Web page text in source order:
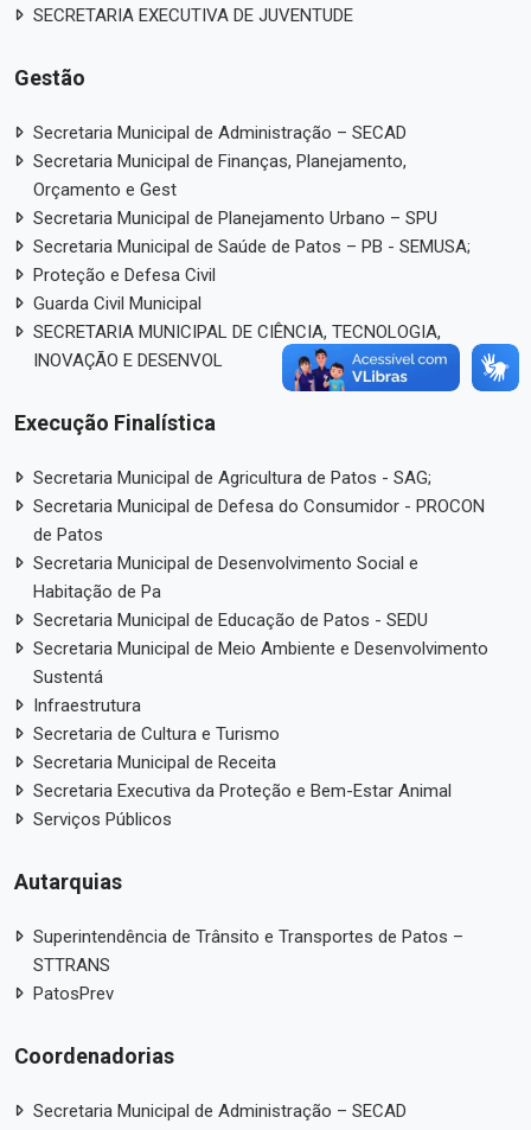
SECRETARIA EXECUTIVA DE JUVENTUDE
Gestão
Secretaria Municipal de Administração – SECAD
Secretaria Municipal de Finanças, Planejamento,
Orçamento e Gest
Secretaria Municipal de Planejamento Urbano – SPU
Secretaria Municipal de Saúde de Patos – PB - SEMUSA;
Proteção e Defesa Civil
Guarda Civil Municipal
SECRETARIA MUNICIPAL DE CIÊNCIA, TECNOLOGIA,
INOVAÇÃO E DESENVOL
Execução Finalística
Secretaria Municipal de Agricultura de Patos - SAG;
Secretaria Municipal de Defesa do Consumidor - PROCON
de Patos
Secretaria Municipal de Desenvolvimento Social e
Habitação de Pa
Secretaria Municipal de Educação de Patos - SEDU
Secretaria Municipal de Meio Ambiente e Desenvolvimento
Sustentá
Infraestrutura
Secretaria de Cultura e Turismo
Secretaria Municipal de Receita
Secretaria Executiva da Proteção e Bem-Estar Animal
Serviços Públicos
Autarquias
Superintendência de Trânsito e Transportes de Patos –
STTRANS
PatosPrev
Coordenadorias
Secretaria Municipal de Administração – SECAD